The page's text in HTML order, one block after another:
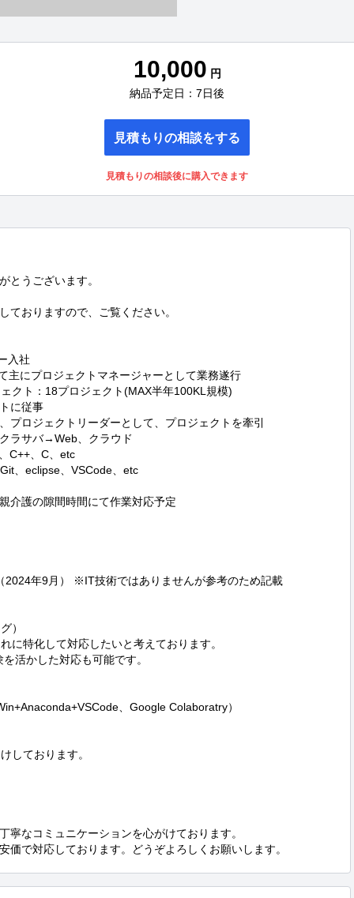
10,000 円
納品予定日：7日後
見積もりの相談をする
見積もりの相談後に購入できます
とうございます。
ておりますので、ご覧ください。
入社
主にプロジェクトマネージャーとして業務遂行
ト：18プロジェクト(MAX半年100KL規模)
に従事
ロジェクトリーダーとして、プロジェクトを牽引
サバ→Web、クラウド
C++、C、etc
、eclipse、VSCode、etc
護の隙間時間にて作業対応予定
2024年9月） ※IT技術ではありませんが参考のため記載
）
特化して対応したいと考えております。
かした対応も可能です。
、Google Colaboratry）
しております。
寧なコミュニケーションを心がけております。
価で対応しております。どうぞよろしくお願いします。